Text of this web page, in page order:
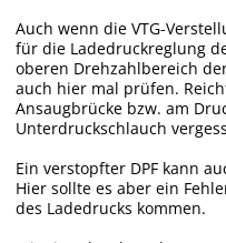
Auch wenn die VTG-
für die Ladedruckreglung
oberen Drehzahlbereich
auch hier mal prüfen.
Ansaugbrücke bzw. am
Unterdruckschlauch
Ein verstopfter DPF kann
Hier sollte es aber ein
des Ladedrucks kommen.